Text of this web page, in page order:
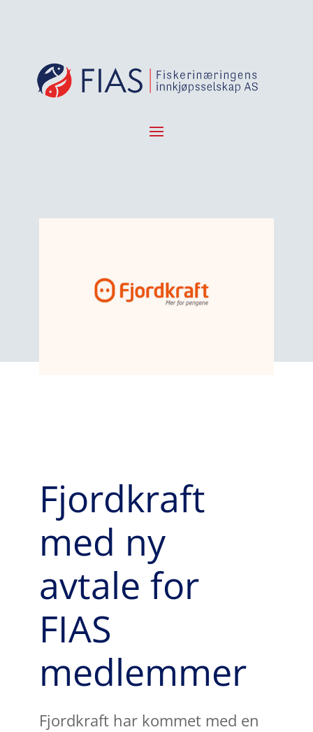
Fjordkraft
med ny
avtale for
FIAS
medlemmer
Fjordkraft har kommet med en